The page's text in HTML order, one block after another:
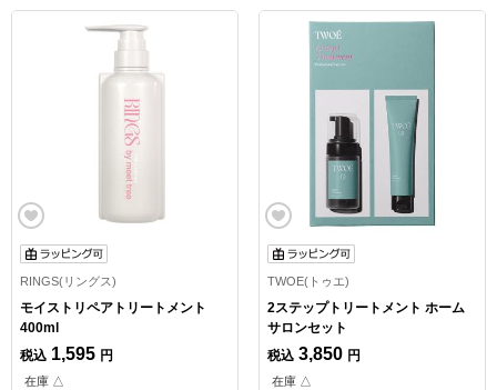
RINGS(リングス)
モイストリペアトリートメント
400ml
税込 1,595 円
在庫 △
TWOE(トゥエ)
2ステップトリートメント ホーム
サロンセット
税込 3,850 円
在庫 △